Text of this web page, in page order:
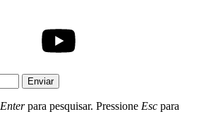
Enviar
Enterpara pesquisar. Pressione Esc para